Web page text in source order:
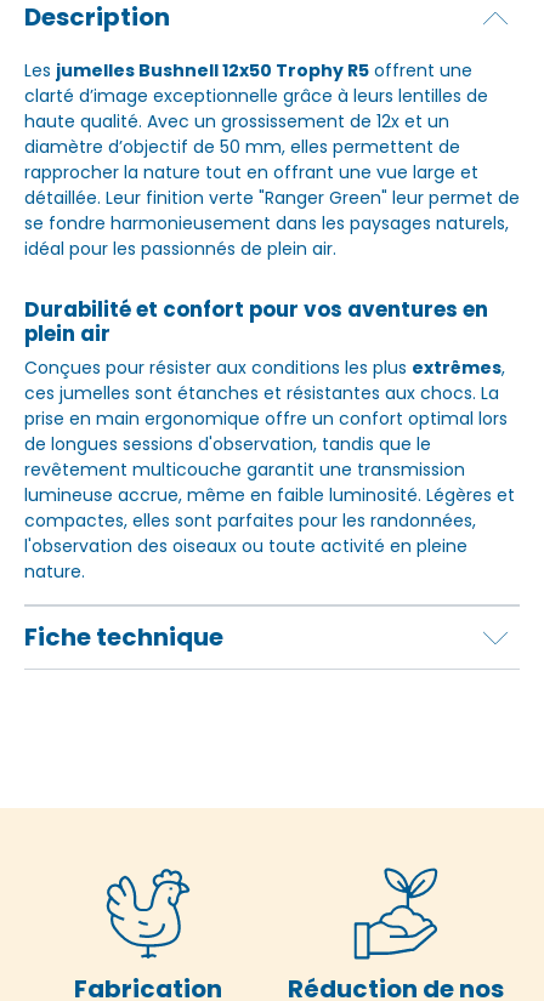
Description
Les jumelles Bushnell 12x50 Trophy R5 offrent une
clarté d’image exceptionnelle grâce à leurs lentilles de
haute qualité. Avec un grossissement de 12x et un
diamètre d’objectif de 50 mm, elles permettent de
rapprocher la nature tout en offrant une vue large et
détaillée. Leur finition verte "Ranger Green" leur permet de
se fondre harmonieusement dans les paysages naturels,
idéal pour les passionnés de plein air.
Durabilité et confort pour vos aventures en
plein air
Conçues pour résister aux conditions les plus extrêmes,
ces jumelles sont étanches et résistantes aux chocs. La
prise en main ergonomique offre un confort optimal lors
de longues sessions d'observation, tandis que le
revêtement multicouche garantit une transmission
lumineuse accrue, même en faible luminosité. Légères et
compactes, elles sont parfaites pour les randonnées,
l'observation des oiseaux ou toute activité en pleine
nature.
Fiche technique
Fabrication
Réduction de nos